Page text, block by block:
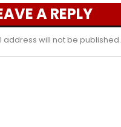
A REPLY
address will not be published.